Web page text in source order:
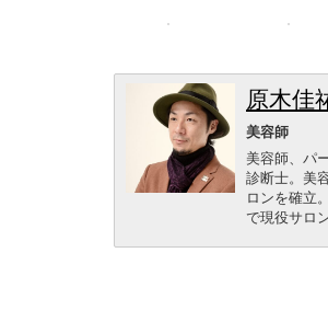
原木佳
美容師
美容師、パ
診断士。美
ロンを確立
で現役サロ